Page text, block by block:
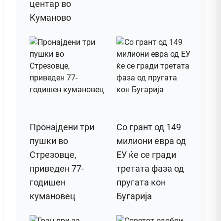
центар во
Куманово
Пронајдени три
пушки во
Стрезовце,
приведен 77-
годишен
кумановец
Со грант од 149
милиони евра од
ЕУ ќе се гради
третата фаза од
пругата кон
Бугарија